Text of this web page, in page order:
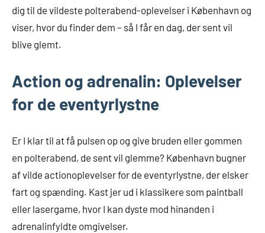
dig til de vildeste polterabend-oplevelser i København og
viser, hvor du finder dem – så I får en dag, der sent vil
blive glemt.
Action og adrenalin: Oplevelser
for de eventyrlystne
Er I klar til at få pulsen op og give bruden eller gommen
en polterabend, de sent vil glemme? København bugner
af vilde actionoplevelser for de eventyrlystne, der elsker
fart og spænding. Kast jer ud i klassikere som paintball
eller lasergame, hvor I kan dyste mod hinanden i
adrenalinfyldte omgivelser.